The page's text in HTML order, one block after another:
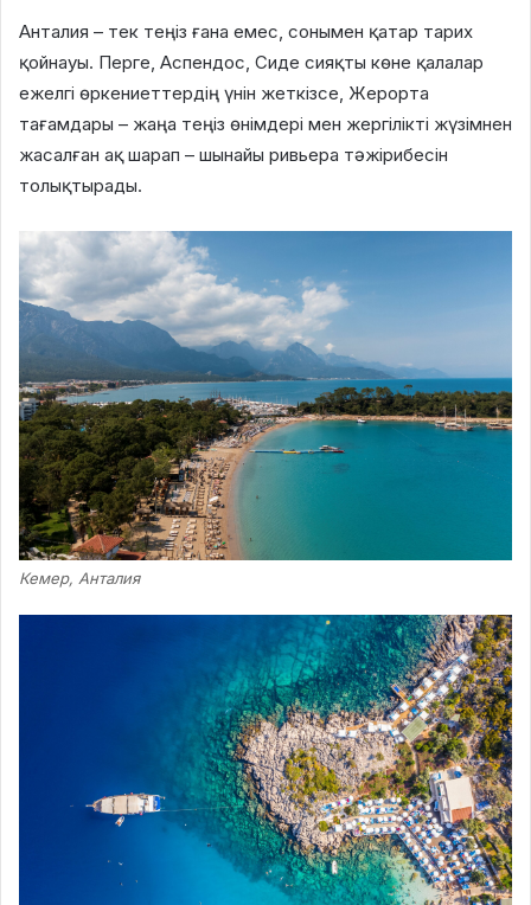
Анталия – тек теңіз ғана емес, сонымен қатар тарих
қойнауы. Перге, Аспендос, Сиде сияқты көне қалалар
ежелгі өркениеттердің үнін жеткізсе, Жерорта
тағамдары – жаңа теңіз өнімдері мен жергілікті жүзімнен
жасалған ақ шарап – шынайы ривьера тәжірибесін
толықтырады.
Кемер, Анталия